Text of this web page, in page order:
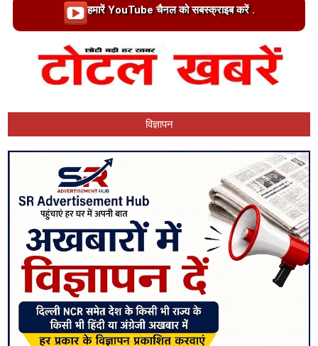
Loading…हमारें YouTube चैनल को सबस्क्राइब करें .
विज्ञापन